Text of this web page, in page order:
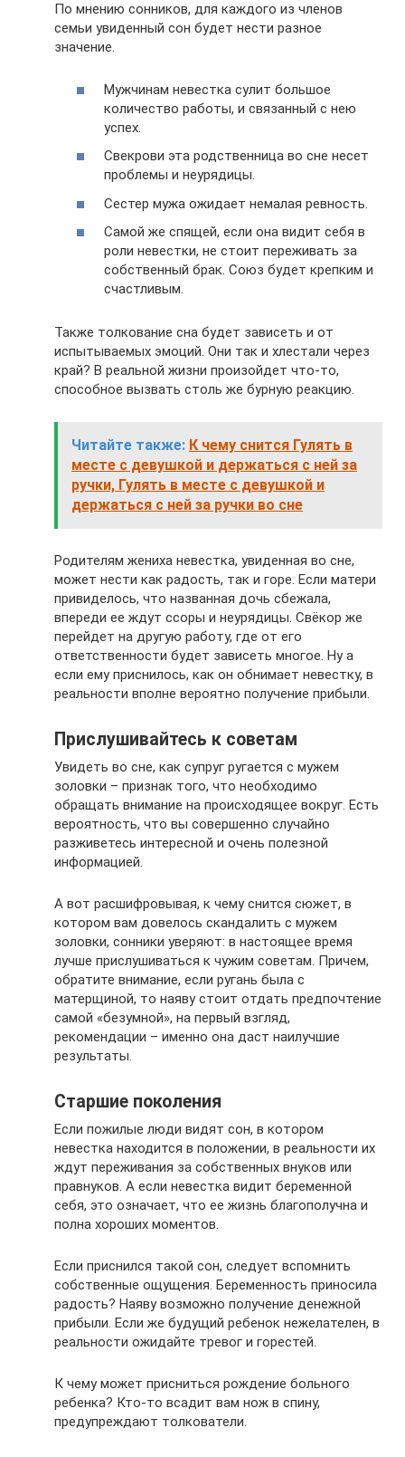
По мнению сонников, для каждого из членов
семьи увиденный сон будет нести разное
значение.
Мужчинам невестка сулит большое
количество работы, и связанный с нею
успех.
Свекрови эта родственница во сне несет
проблемы и неурядицы.
Сестер мужа ожидает немалая ревность.
Самой же спящей, если она видит себя в
роли невестки, не стоит переживать за
собственный брак. Союз будет крепким и
счастливым.
Также толкование сна будет зависеть и от
испытываемых эмоций. Они так и хлестали через
край? В реальной жизни произойдет что-то,
способное вызвать столь же бурную реакцию.
Читайте также: К чему снится Гулять в
месте с девушкой и держаться с ней за
ручки, Гулять в месте с девушкой и
держаться с ней за ручки во сне
Родителям жениха невестка, увиденная во сне,
может нести как радость, так и горе. Если матери
привиделось, что названная дочь сбежала,
впереди ее ждут ссоры и неурядицы. Свёкор же
перейдет на другую работу, где от его
ответственности будет зависеть многое. Ну а
если ему приснилось, как он обнимает невестку, в
реальности вполне вероятно получение прибыли.
Прислушивайтесь к советам
Увидеть во сне, как супруг ругается с мужем
золовки – признак того, что необходимо
обращать внимание на происходящее вокруг. Есть
вероятность, что вы совершенно случайно
разживетесь интересной и очень полезной
информацией.
А вот расшифровывая, к чему снится сюжет, в
котором вам довелось скандалить с мужем
золовки, сонники уверяют: в настоящее время
лучше прислушиваться к чужим советам. Причем,
обратите внимание, если ругань была с
матерщиной, то наяву стоит отдать предпочтение
самой «безумной», на первый взгляд,
рекомендации – именно она даст наилучшие
результаты.
Старшие поколения
Если пожилые люди видят сон, в котором
невестка находится в положении, в реальности их
ждут переживания за собственных внуков или
правнуков. А если невестка видит беременной
себя, это означает, что ее жизнь благополучна и
полна хороших моментов.
Если приснился такой сон, следует вспомнить
собственные ощущения. Беременность приносила
радость? Наяву возможно получение денежной
прибыли. Если же будущий ребенок нежелателен, в
реальности ожидайте тревог и горестей.
К чему может присниться рождение больного
ребенка? Кто-то всадит вам нож в спину,
предупреждают толкователи.